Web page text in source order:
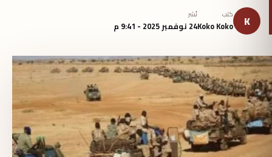
K كتب
Koko Koko
نُشر
24 نوفمبر 2025 - 9:41 م